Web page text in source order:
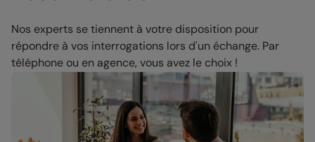
Nos experts se tiennent à votre disposition pour
répondre à vos interrogations lors d'un échange. Par
téléphone ou en agence, vous avez le choix !